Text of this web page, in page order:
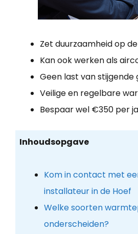
Zet duurzaamheid op
Kan ook werken als
Geen last van stijgende
Veilige en regelbare
Bespaar wel €350 per
Inhoudsopgave
Kom in contact met
installateur in de Hoef
Welke soorten
onderscheiden?